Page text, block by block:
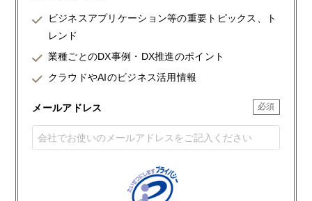
ビジネスアプリケーション等の重要トピックス、ト
レンド
業種ごとのDX事例・DX推進のポイント
クラウドやAIのビジネス活用情報
メールアドレス